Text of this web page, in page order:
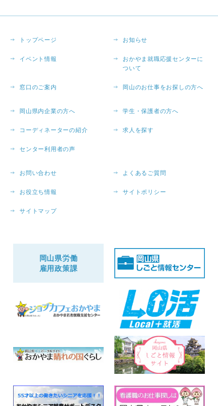
トップページ お知らせ
イベント情報
おかやま就職応援センターに
ついて
窓口のご案内 岡山のお仕事をお探しの方へ
岡山県内企業の方へ 学生・保護者の方へ
コーディネーターの紹介 求人を探す
センター利用者の声
お問い合わせ よくあるご質問
お役立ち情報 サイトポリシー
サイトマップ
岡山県労働
雇用政策課